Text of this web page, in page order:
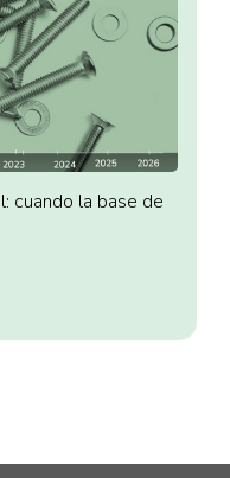
cuando la base de